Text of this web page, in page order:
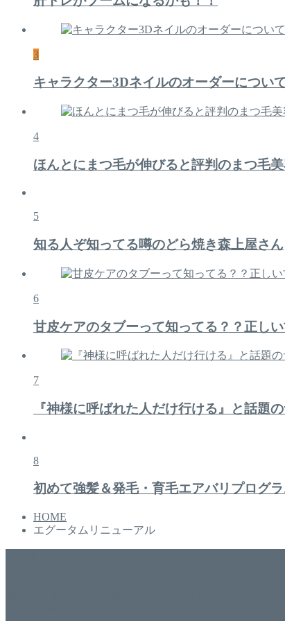
3
キャラクター3Dネイルのオーダーについ
4
ほんとにまつ毛が伸びると評判のまつ毛
5
知る人ぞ知ってる噂のどら焼き森上屋さん
6
甘皮ケアのタブーって知ってる？？正しい
7
『神様に呼ばれた人だけ行ける』と話題
8
初めて強髪＆発毛・育毛エアバリプログ
HOME
エグータムリニューアル